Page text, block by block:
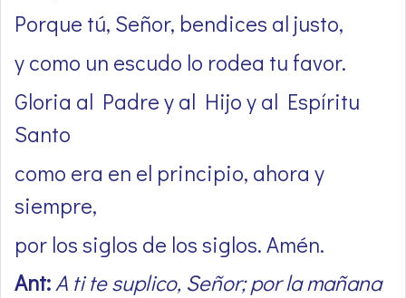
Porque tú, Señor, bendices al justo,
y como un escudo lo rodea tu favor.
Gloria al Padre y al Hijo y al Espíritu
Santo
como era en el principio, ahora y
siempre,
por los siglos de los siglos. Amén.
Ant:A ti te suplico, Señor; por la mañana